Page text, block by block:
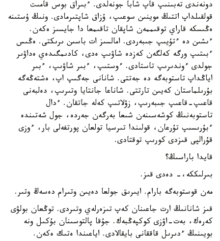
دونەندى تەبىنىپ قاپ شابا جونەلدى. ءبىراق بوس قامىت
قولقىلداپ اتتىڭ موينىن سوعىپ، ۇزاق شاپتىرمادى. ونىڭ ۇستىنە
ەڭىسكە قاراي توقىممەن شاپقان تاقىمعا دا جايسىز ەكەن.
ءىشىن دە ءتۇيىپ جىبەردى. امالسىز ات باسىن ىرىكتى. ەڭىس
ءبىتىپ ورگە كەلگەن كەزدە شاۋىپ ەدى، كادىمگىدەي ەداۋىر
جولدى ءوندىرىپ تاستادى. ءوستىپ، ءبىر شاۋىپ، ءبىر
اياڭداپ تاستوبەگە دە جەتتى. شانانى جەگىپ اپ، ەشتەڭەگە
بۇرىلماستان كەيىن تارتتى. شاناعا جانتايا وتىرىپ، دەلبەنى
قاعىپ-قاعىپ جىبەرىپ، زۋلاتىپ كەلە جاتقان. ءدال
تاستوبەنىڭ كوشەسىنەن شىعا بەرگەن جەردە، جول شەتىندە
ءبۇرىسىپ تۇرعان، قولىندا تىرسيا تولعان پورتفەلى بار، ءوزى
قۇرالپى قىزدى كورىپ توقتادى.
قايدا باراسىڭ؟
بىرلىككە،- دەدى قىز.
مەن قوستوبەگە بارام. ايىرىق جولعا دەيىن وتىرام دەسەڭ وتىر.
قىز شانانىڭ ارت جاعىنان كەپ تىزەرلەي وتىردى. توڭعان بولۋى
كەرەك، بەت-اۋزى كوكپەڭبەك. جۇقا پالتوسىنان بۇكىل ونە
بويىنىڭ ءدىرىل قاققانى بايقالادى. اياعىندا ەتىك ەكەن.